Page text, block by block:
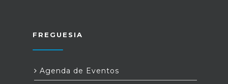
FREGUESIA
Agenda de Eventos